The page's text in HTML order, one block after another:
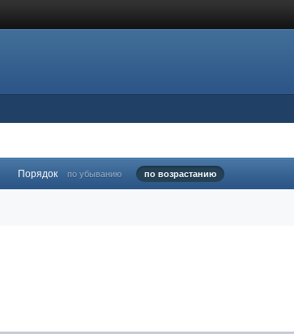
Порядок по убыванию по возрастанию